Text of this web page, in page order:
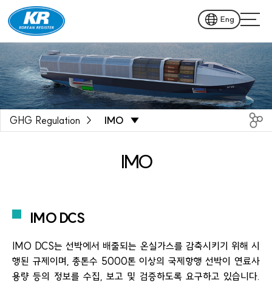
Eng
GHG Regulation IMO
IMO
IMO DCS
IMO DCS는 선박에서 배출되는 온실가스를 감축시키기 위해 시
행된 규제이며, 총톤수 5000톤 이상의 국제항행 선박이 연료사
용량 등의 정보를 수집, 보고 및 검증하도록 요구하고 있습니다.